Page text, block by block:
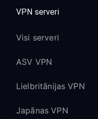
VPN serveri
Visi serveri
ASV VPN
Lielbritānijas VPN
Japānas VPN